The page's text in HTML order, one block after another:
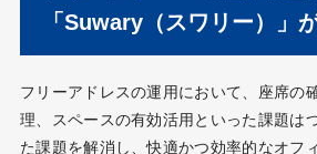
「Suwary（スワリー）」
フリーアドレスの運用において、座席の
理、スペースの有効活用といった課題は
た課題を解消し、快適かつ効率的なオフ